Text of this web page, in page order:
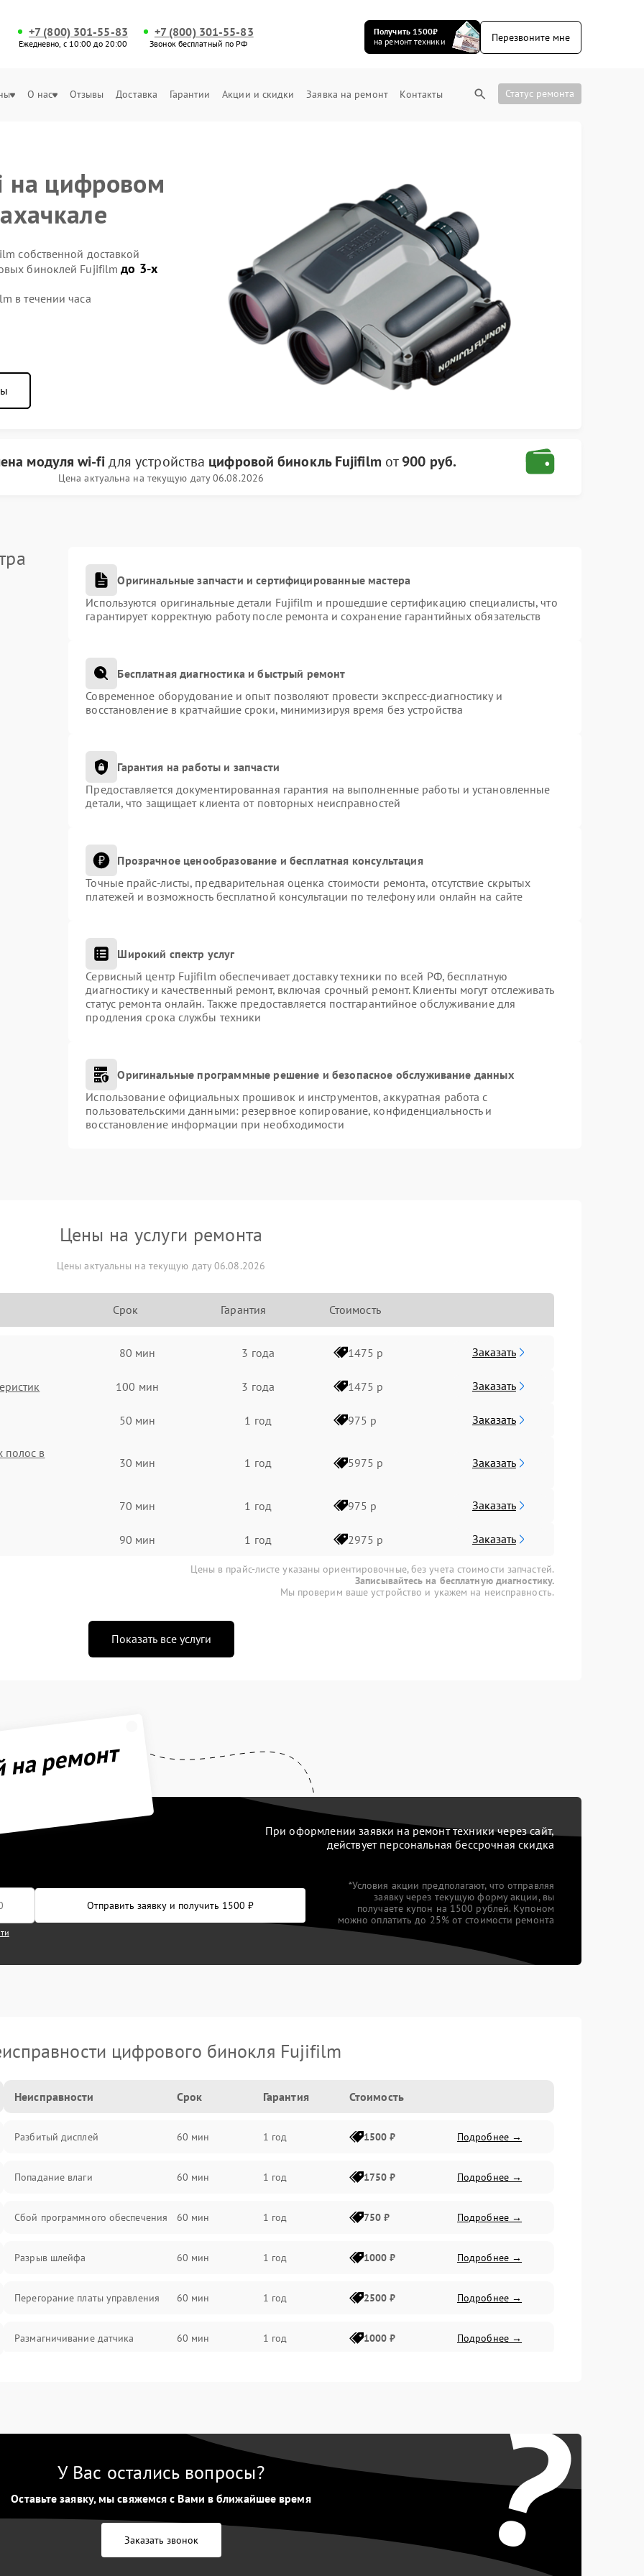
+7 (800) 301-55-83
Ежедневно, с 10:00 до 20:00
+7 (800) 301-55-83
Звонок бесплатный по РФ
Получить 1500₽
на ремонт техники
Перезвоните мне
О нас Отзывы Доставка Гарантии Акции и скидки Заявка на ремонт Контакты Статус ремонта
на цифровом
собственной доставкой
биноклей Fujifilmдо 3-х
в течении часа
модуля wi-fiдля устройства цифровой бинокль Fujifilm от900 руб.
Цена актуальна на текущую дату 06.08.2026
Оригинальные запчасти и сертифицированные мастера
Используются оригинальные детали Fujifilm и прошедшие сертификацию специалисты, что
гарантирует корректную работу после ремонта и сохранение гарантийных обязательств
Бесплатная диагностика и быстрый ремонт
Современное оборудование и опыт позволяют провести экспресс-диагностику и
восстановление в кратчайшие сроки, минимизируя время без устройства
Гарантия на работы и запчасти
Предоставляется документированная гарантия на выполненные работы и установленные
детали, что защищает клиента от повторных неисправностей
Прозрачное ценообразование и бесплатная консультация
Точные прайс-листы, предварительная оценка стоимости ремонта, отсутствие скрытых
платежей и возможность бесплатной консультации по телефону или онлайн на сайте
Широкий спектр услуг
Сервисный центр Fujifilm обеспечивает доставку техники по всей РФ, бесплатную
диагностику и качественный ремонт, включая срочный ремонт. Клиенты могут отслеживать
статус ремонта онлайн. Также предоставляется постгарантийное обслуживание для
продления срока службы техники
Оригинальные программные решение и безопасное обслуживание данных
Использование официальных прошивок и инструментов, аккуратная работа с
пользовательскими данными: резервное копирование, конфиденциальность и
восстановление информации при необходимости
Цены на услуги ремонта
Цены актуальны на текущую дату 06.08.2026
Срок Гарантия Стоимость
80 мин 3 года 1475 р Заказать
100 мин 3 года 1475 р Заказать
50 мин 1 год 975 р Заказать
полос в
30 мин 1 год 5975 р Заказать
70 мин 1 год 975 р Заказать
90 мин 1 год 2975 р Заказать
Цены в прайс-листе указаны ориентировочные, без учета стоимости запчастей.
Записывайтесь на бесплатную диагностику.
Мы проверим ваше устройство и укажем на неисправность.
Показать все услуги
ремонт
При оформлении заявки на ремонт техники через сайт,
действует персональная бессрочная скидка
Отправить заявку и получить 1500 ₽
*Условия акции предполагают, что отправляя
заявку через текущую форму акции, вы
получаете купон на 1500 рублей. Купоном
можно оплатить до 25% от стоимости ремонта
цифрового бинокля Fujifilm
Неисправности Срок Гарантия Стоимость
Разбитый дисплей 60 мин 1 год 1500 ₽ Подробнее →
Попадание влаги 60 мин 1 год 1750 ₽ Подробнее →
Сбой программного обеспечения 60 мин 1 год 750 ₽ Подробнее →
Разрыв шлейфа 60 мин 1 год 1000 ₽ Подробнее →
Перегорание платы управления 60 мин 1 год 2500 ₽ Подробнее →
Размагничивание датчика 60 мин 1 год 1000 ₽ Подробнее →
Разрядка аккумулятора за коркое 60 мин 1 год 1000 ₽
Перегрев устройства 60 мин Подробнее →
?
У Вас остались вопросы?
Оставьте заявку, мы свяжемся с Вами в ближайшее время
Заказать звонок